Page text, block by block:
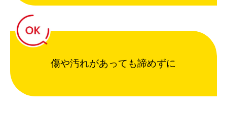
傷や汚れがあっても諦めずに